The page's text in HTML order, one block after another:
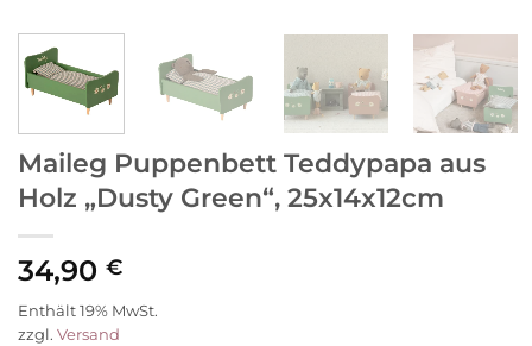
Maileg Puppenbett Teddypapa aus
Holz „Dusty Green“, 25x14x12cm
34,90 €
Enthält 19% MwSt.
zzgl. Versand